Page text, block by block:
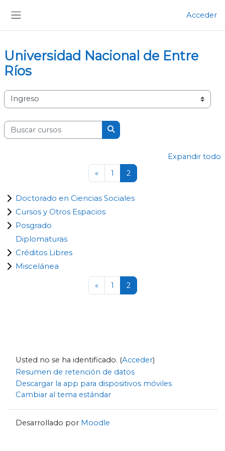
Acceder
Universidad Nacional de Entre
Ríos
Categorías
Buscar cursos
Buscar cursos
Expandir todo
«Página anterior
1 Página 1
2Página 2
Doctorado en Ciencias Sociales
Cursos y Otros Espacios
Posgrado
Diplomaturas
Créditos Libres
Miscelánea
«Página anterior
1 Página 1
2Página 2
Usted no se ha identificado. (Acceder)
Resumen de retención de datos
Descargar la app para dispositivos móviles
Cambiar al tema estándar
Desarrollado por Moodle